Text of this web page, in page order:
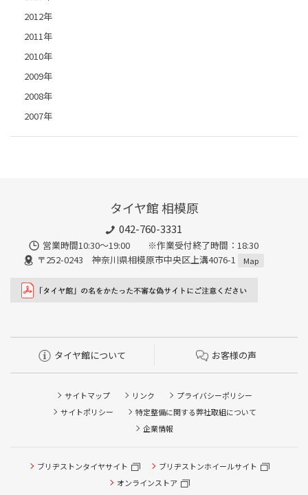
2012年
2011年
2010年
2009年
2008年
2007年
タイヤ館 相模原
042-760-3331
営業時間10:30～19:00 ※作業受付終了時間：18:30
〒252-0243 神奈川県相模原市中央区上溝4076-1
Map
タイヤ館について お客様の声
サイトマップ リンク
プライバシーポリシー
サイトポリシー
特定整備に関する弊社取組について
企業情報
ブリヂストンタイヤサイト
ブリヂストンホイールサイト
オンラインストア
タイヤ点検・安全点検/タイヤ履き替え/オイル交換/その他
ピット作業の予約